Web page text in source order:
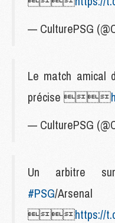
— CulturePSG
Le match amical
précise 
— CulturePSG
Un arbitre
#PSG/Arsenal
https://